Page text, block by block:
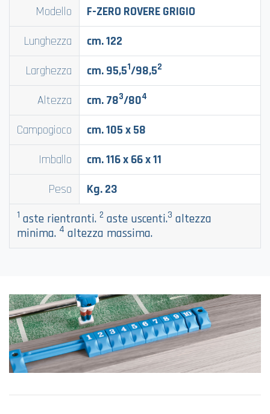
Modello
F-ZERO ROVERE GRIGIO
Lunghezza
cm. 122
Larghezza
cm. 95,51/98,52
Altezza cm. 783/804
Campogioco
cm. 105 x 58
Imballo
cm. 116 x 66 x 11
Peso
Kg. 23
1 aste rientranti. 2 aste uscenti.3 altezza
minima. 4 altezza massima.